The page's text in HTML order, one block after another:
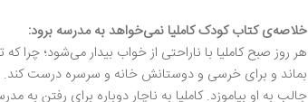
خلاصه‌ی کتاب کودک کاملیا نمی‌خواهد به مدرسه برود:
هر روز صبح کاملیا با ناراحتی از خواب بیدار می‌شود؛
بماند و برای خرسی و دوستانش خانه‌ و سرسره درست
جالب به او بیاموزد. کاملیا به ناچار دوباره برای رفتن